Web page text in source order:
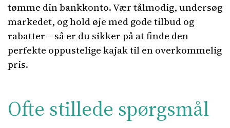
tømme din bankkonto. Vær tålmodig, undersøg
markedet, og hold øje med gode tilbud og
rabatter – så er du sikker på at finde den
perfekte oppustelige kajak til en overkommelig
pris.
Ofte stillede spørgsmål